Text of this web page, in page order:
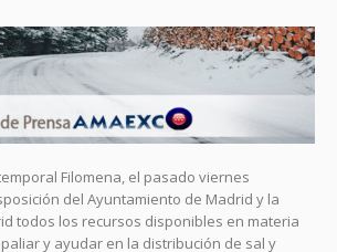
Filomena, el pasado viernes
del Ayuntamiento de Madrid y la
todos los recursos disponibles en materia
y ayudar en la distribución de sal y